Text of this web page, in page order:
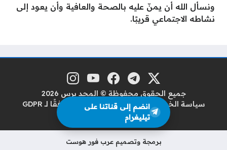
ونسأل الله أن يمنّ عليه بالصحة والعافية وأن يعود إلى
نشاطه الاجتماعي قريبًا.
مواقع التواصل منصة إكس
تلغرامفيسبوكيوتيوبإنستغرام
جميع الحقوق محفوظة © المجد برس 2026
سياسة الخصوصيةسياسة حماية البيانات وفقًا لـ GDPR
من نحن
برمجة وتصميم عرب فور هوست
انضم إلى قناتنا على
تيليغرام